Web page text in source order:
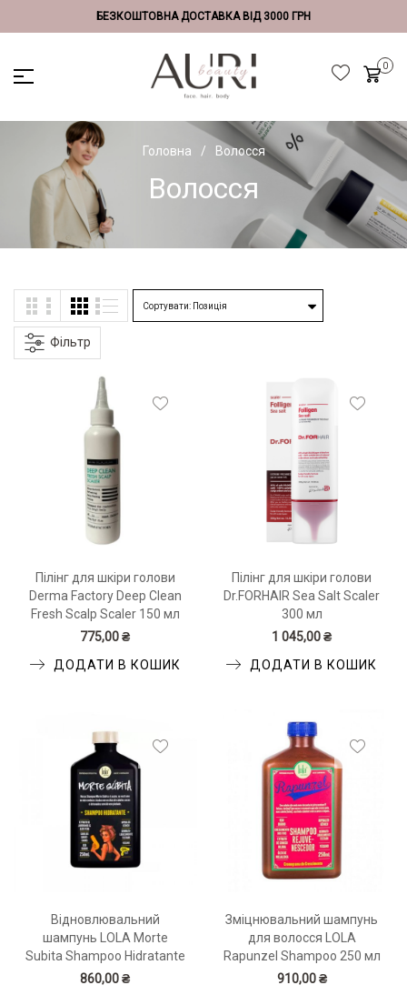
БЕЗКОШТОВНА ДОСТАВКА ВІД 3000 ГРН
Головна Волосся
Волосся
Фільтр
Пілінг для шкіри голови
Derma Factory Deep Clean
Fresh Scalp Scaler 150 мл
775,00 ₴
ДОДАТИ В КОШИК
Пілінг для шкіри голови
Dr.FORHAIR Sea Salt Scaler
300 мл
1 045,00 ₴
ДОДАТИ В КОШИК
Відновлювальний
шампунь LOLA Morte
Subita Shampoo Hidratante
250 мл
860,00 ₴
Зміцнювальний шампунь
для волосся LOLA
Rapunzel Shampoo 250 мл
910,00 ₴